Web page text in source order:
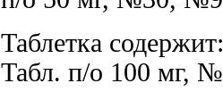
Таблетка
Табл. п/о 100 мг,